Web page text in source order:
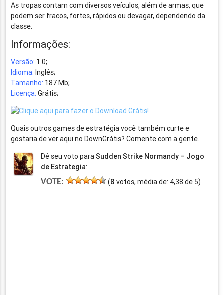
As tropas contam com diversos veículos, além de armas, que
podem ser fracos, fortes, rápidos ou devagar, dependendo da
classe.
Informações:
Versão: 1.0;
Idioma: Inglês;
Tamanho: 187 Mb;
Licença: Grátis;
Quais outros games de estratégia você também curte e
gostaria de ver aqui no DownGrátis? Comente com a gente.
Dê seu voto paraSudden Strike Normandy – Jogo
de Estrategia:
VOTE: (8 votos, média de: 4,38 de 5)